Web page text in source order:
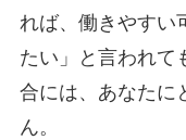
れば、働きやすい
たい」と言われて
合には、あなたに
ん。